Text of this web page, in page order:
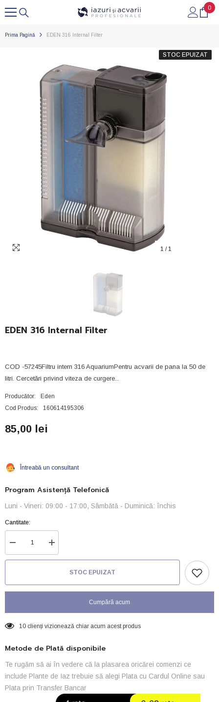
SARI LA CONȚINUT 0
0
Prima Pagină EDEN 316 Internal Filter
STOC EPUIZAT
1 / 1
EDEN 316 Internal Filter
COD -57245Filtru intern 316 AquariumPentru acvarii de pana la 50 de
litri. Cercetări privind viteza de curgere...
Producător:
Eden
Cod Produs:
160614195306
85,00 lei
Întreabă un consultant
Program Asistență Telefonică
Luni - Vineri: 09:00 - 17:00, Sâmbătă - Duminică: închis
Cantitate:
Reduceți
cantitatea
pentru
Filter
Creșteți
cantitatea
pentru
Filter
STOC EPUIZAT
Cumpără acum
10 clienți vizionează chiar acum acest produs
Metode de Plată disponibile
Te rugăm să ai în vedere că la plasarea oricărei comenzi ce
include Plante de Iaz trebuie să alegi Plata cu Cardul Online sau
Plata prin Transfer Bancar